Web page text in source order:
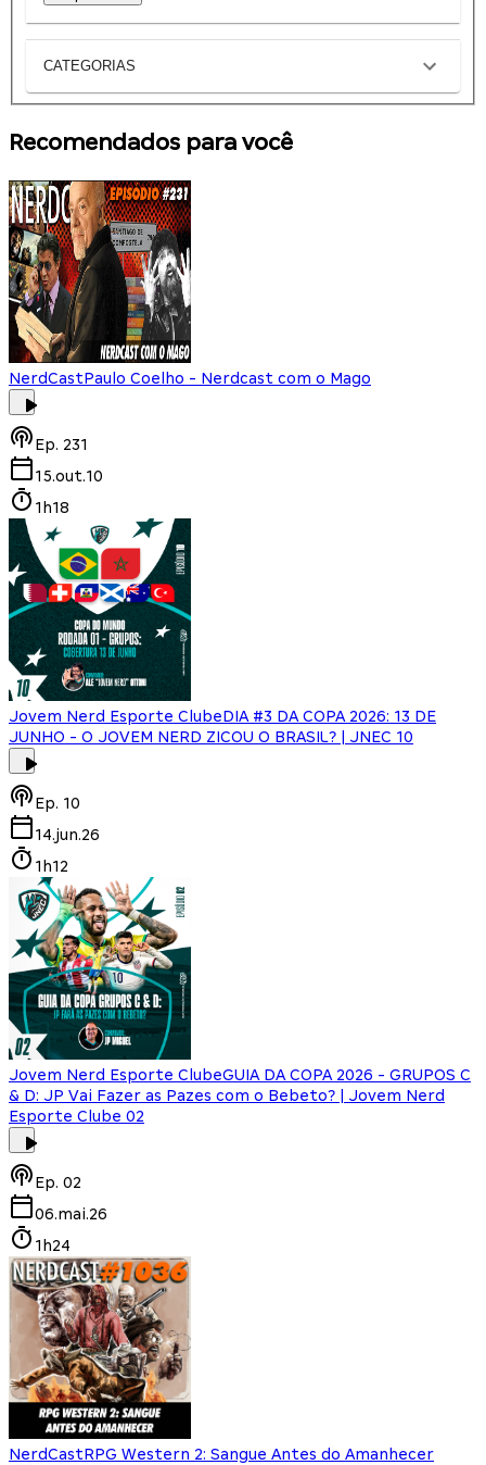
CATEGORIAS
Recomendados para você
NerdCastPaulo Coelho - Nerdcast com o Mago
Ep. 231
15.out.10
1h18
Jovem Nerd Esporte ClubeDIA #3 DA COPA 2026: 13 DE
JUNHO - O JOVEM NERD ZICOU O BRASIL? | JNEC 10
Ep. 10
14.jun.26
1h12
Jovem Nerd Esporte ClubeGUIA DA COPA 2026 - GRUPOS C
& D: JP Vai Fazer as Pazes com o Bebeto? | Jovem Nerd
Esporte Clube 02
Ep. 02
06.mai.26
1h24
NerdCastRPG Western 2: Sangue Antes do Amanhecer